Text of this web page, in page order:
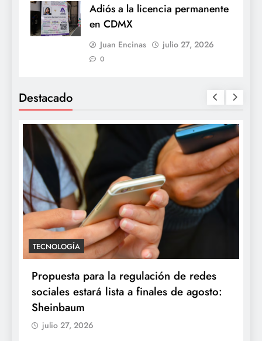
Adiós a la licencia permanente
en CDMX
Juan Encinas julio 27, 2026
0
Destacado
TECNOLOGÍA
Propuesta para la regulación de redes
sociales estará lista a finales de agosto:
Sheinbaum
julio 27, 2026